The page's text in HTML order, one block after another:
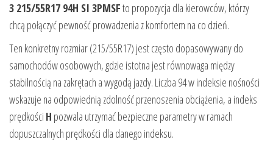
3 215/55R17 94H SI 3PMSFto propozycja dla kierowców, którzy
chcą połączyć pewność prowadzenia z komfortem na co dzień.
Ten konkretny rozmiar (215/55R17) jest często dopasowywany do
samochodów osobowych, gdzie istotna jest równowaga między
stabilnością na zakrętach a wygodą jazdy. Liczba 94 w indeksie nośności
wskazuje na odpowiednią zdolność przenoszenia obciążenia, a indeks
prędkości H pozwala utrzymać bezpieczne parametry w ramach
dopuszczalnych prędkości dla danego indeksu.